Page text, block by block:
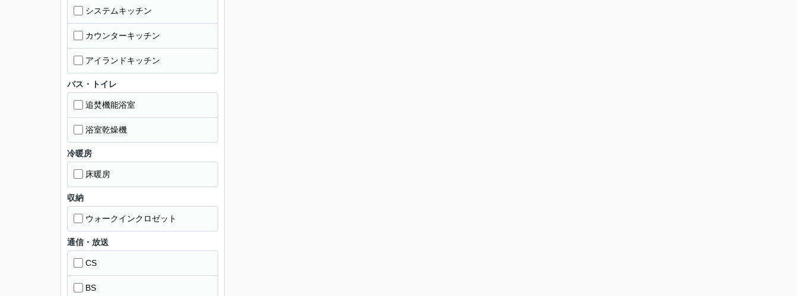
システムキッチン
カウンターキッチン
アイランドキッチン
バス・トイレ
追焚機能浴室
浴室乾燥機
冷暖房
床暖房
収納
ウォークインクロゼット
通信・放送
CS
BS